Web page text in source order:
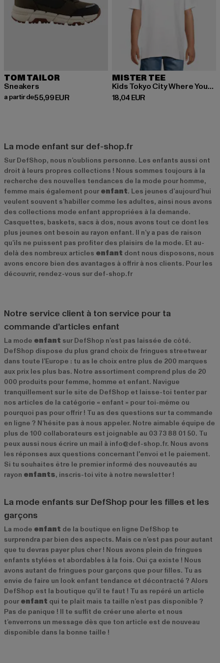
TOM TAILOR
Sneakers
a partir de55,99 EUR
Prix courant: A partir de 55,99 EUR
MISTER TEE
Kids Tokyo City Where Your Future Begins Tee
18,04 EUR
Prix courant: 18,04 EUR
La mode enfant sur def-shop.fr
Sur DefShop, nous n’oublions personne. Les enfants aussi ont
droit à leurs propres collections ! Nous sommes toujours à la
recherche des nouvelles tendances de la mode pour homme,
femme mais également pour enfant. Les jeunes d’aujourd’hui
veulent souvent s’habiller comme les adultes, ainsi nous avons
des collections mode enfant appropriées à la demande.
Casquettes, baskets, sacs à dos, nous avons tout ce dont les
plus jeunes ont besoin au rayon enfant. Il n’y a pas de raison
qu’ils ne puissent pas profiter des plaisirs de la mode. Et au-
delà des nombreux articles enfant dont nous disposons, nous
avons encore bien des avantages à offrir à nos clients. Pour les
découvrir, rendez-vous sur def-shop.fr
Notre service client à ton service pour ta
commande d’articles enfant
La mode enfant sur DefShop n’est pas laissée de côté.
DefShop dispose du plus grand choix de fringues streetwear
dans toute l’Europe : tu as le choix entre plus de 200 marques
aux prix les plus bas. Notre assortiment comprend plus de 20
000 produits pour femme, homme et enfant. Navigue
tranquillement sur le site de DefShop et laisse-toi tenter par
nos articles de la catégorie « enfant » pour toi-même ou
pourquoi pas pour offrir ! Tu as des questions sur ta commande
en ligne ? N’hésite pas à nous appeler. Notre aimable équipe de
plus de 100 collaborateurs est joignable au 03 73 88 01 50. Tu
peux aussi nous écrire un mail à info@def-shop.fr. Nous avons
les réponses aux questions concernant l'envoi et le paiement.
Si tu souhaites être le premier informé des nouveautés au
rayon enfants, inscris-toi vite à notre newsletter !
La mode enfants sur DefShop pour les filles et les
garçons
La mode enfant de la boutique en ligne DefShop te
surprendra par bien des aspects. Mais ce n’est pas pour autant
que tu devras payer plus cher ! Nous avons plein de fringues
enfants stylées et abordables à la fois. Oui ça existe ! Nous
avons autant de fringues pour garçons que pour filles. Tu as
envie de faire un look enfant tendance et décontracté ? Alors
DefShop est la boutique qu’il te faut ! Tu as repéré un article
pour enfant qui te plaît mais ta taille n’est pas disponible ?
Pas de panique ! Il te suffit de créer une alerte et nous
t’enverrons un message dès que ton article est de nouveau
disponible dans la bonne taille !